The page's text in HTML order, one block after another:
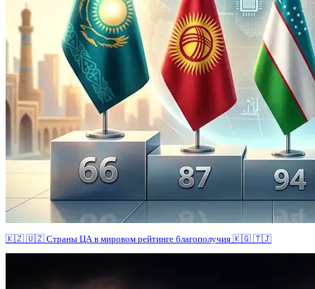
🇰🇿 🇺🇿 Страны ЦА в мировом рейтинге благополучия 🇰🇬 🇹🇯